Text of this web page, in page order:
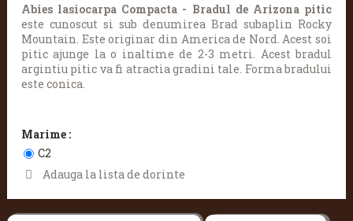
Abies lasiocarpa Compacta - Bradul de Arizonapitic
este cunoscut si sub denumirea Brad subaplin Rocky
Mountain. Este originar din America de Nord. Acest soi
pitic ajunge la o inaltime de 2-3 metri. Acest bradul
argintiu pitic va fi atractia gradini tale. Forma bradului
este conica.
Marime :
C2
Adauga la lista de dorinte